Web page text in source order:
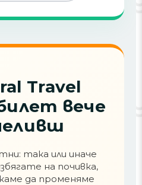
Travel
вече
така или иначе
на почивка,
да променяме